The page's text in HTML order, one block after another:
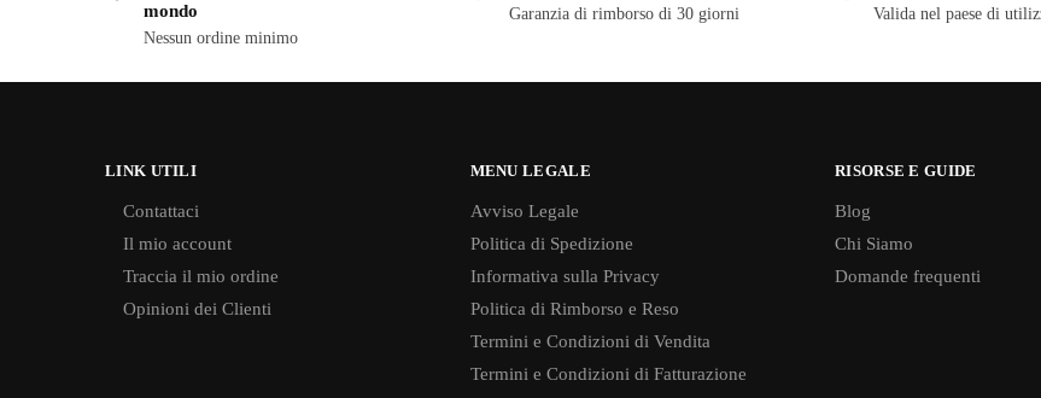
mondo
Nessun ordine minimo
Garanzia di rimborso di 30 giorni Valida nel paese di
LINK UTILI
Contattaci
Il mio account
Traccia il mio ordine
Opinioni dei Clienti
MENU LEGALE
Avviso Legale
Politica di Spedizione
Informativa sulla Privacy
Politica di Rimborso e Reso
Termini e Condizioni di Vendita
Termini e Condizioni di Fatturazione
RISORSE E GUIDE
Blog
Chi Siamo
Domande frequenti